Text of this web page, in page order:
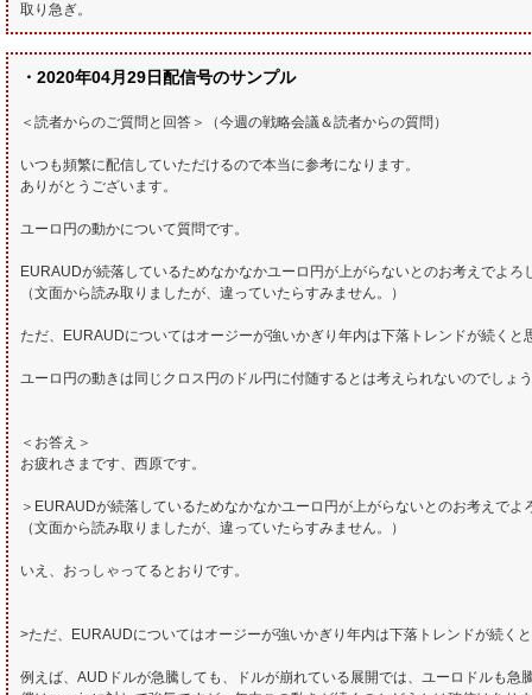
取り急ぎ。
・2020年04月29日配信号のサンプル
＜読者からのご質問と回答＞（今週の戦略会議＆読者からの質問）
いつも頻繁に配信していただけるので本当に参考になります。
ありがとうございます。
ユーロ円の動かについて質問です。
EURAUDが続落しているためなかなかユーロ円が上がらないとのお考えでよろ
（文面から読み取りましたが、違っていたらすみません。）
ただ、EURAUDについてはオージーが強いかぎり年内は下落トレンドが続くと
ユーロ円の動きは同じクロス円のドル円に付随するとは考えられないのでしょ
＜お答え＞
お疲れさまです、西原です。
＞EURAUDが続落しているためなかなかユーロ円が上がらないとのお考えでよ
（文面から読み取りましたが、違っていたらすみません。）
いえ、おっしゃってるとおりです。
>ただ、EURAUDについてはオージーが強いかぎり年内は下落トレンドが続く
例えば、AUDドルが急騰しても、ドルが崩れている展開では、ユーロドルも